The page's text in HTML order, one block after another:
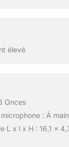
élevé
Onces
: À main
L x l x H : 16,1 x